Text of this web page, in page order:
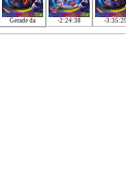
Gerade da -2:24:38 -
Rocky...